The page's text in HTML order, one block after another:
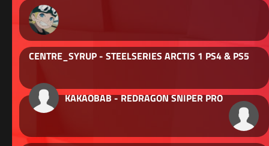
CENTRE_SYRUP - STEELSERIES ARCTIS 1 PS4 & PS5
KAKAOBAB - REDRAGON SNIPER PRO